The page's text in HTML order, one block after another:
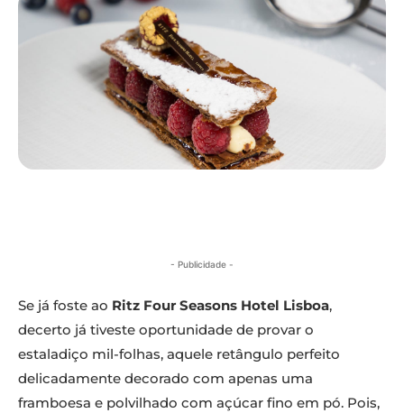
- Publicidade -
Se já foste ao Ritz Four Seasons Hotel Lisboa,
decerto já tiveste oportunidade de provar o
estaladiço mil-folhas, aquele retângulo perfeito
delicadamente decorado com apenas uma
framboesa e polvilhado com açúcar fino em pó. Pois,